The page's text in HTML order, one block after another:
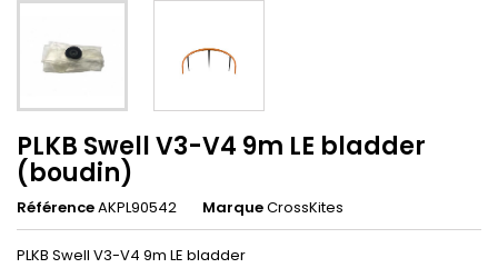
PLKB Swell V3-V4 9m LE bladder
(boudin)
RéférenceAKPL90542 MarqueCrossKites
PLKB Swell V3-V4 9m LE bladder